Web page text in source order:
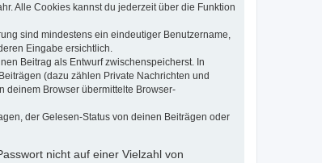
Alle Cookies kannst du jederzeit über die Funktion
sind mindestens ein eindeutiger Benutzername,
Eingabe ersichtlich.
Beitrag als Entwurf zwischenspeicherst. In
(dazu zählen Private Nachrichten und
deinem Browser übermittelte Browser-
der Gelesen-Status von deinen Beiträgen oder
nicht auf einer Vielzahl von